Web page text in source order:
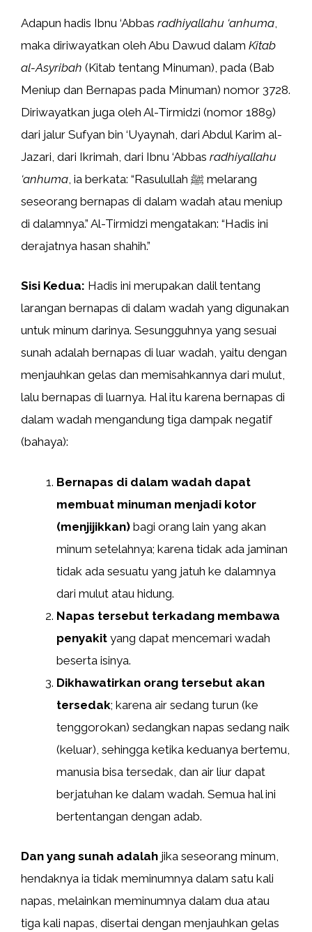
Adapun hadis Ibnu ‘Abbas radhiyallahu ‘anhuma
maka diriwayatkan oleh Abu Dawud dalam Kitab
al-Asyribah (Kitab tentang Minuman), pada (Bab
Meniup dan Bernapas pada Minuman) nomor 3728.
Diriwayatkan juga oleh Al-Tirmidzi (nomor 1889)
dari jalur Sufyan bin ‘Uyaynah, dari Abdul Karim al-
Jazari, dari Ikrimah, dari Ibnu ‘Abbas radhiyallahu
‘anhuma , ia berkata: “Rasulullah ﷺ melarang
seseorang bernapas di dalam wadah atau meniup
di dalamnya.” Al-Tirmidzi mengatakan: “Hadis ini
derajatnya hasan shahih.”
Sisi Kedua: Hadis ini merupakan dalil tentang
larangan bernapas di dalam wadah yang digunakan
untuk minum darinya. Sesungguhnya yang sesuai
sunah adalah bernapas di luar wadah, yaitu dengan
menjauhkan gelas dan memisahkannya dari mulut,
lalu bernapas di luarnya. Hal itu karena bernapas di
dalam wadah mengandung tiga dampak negatif
(bahaya):
Bernapas di dalam wadah dapat
membuat minuman menjadi kotor
(menjijikkan) bagi orang lain yang akan
minum setelahnya; karena tidak ada jaminan
tidak ada sesuatu yang jatuh ke dalamnya
dari mulut atau hidung.
Napas tersebut terkadang membawa
penyakit yang dapat mencemari wadah
beserta isinya.
Dikhawatirkan orang tersebut akan
tersedak; karena air sedang turun (ke
tenggorokan) sedangkan napas sedang naik
(keluar), sehingga ketika keduanya bertemu,
manusia bisa tersedak, dan air liur dapat
berjatuhan ke dalam wadah. Semua hal ini
bertentangan dengan adab.
Dan yang sunah adalah jika seseorang minum,
hendaknya ia tidak meminumnya dalam satu kali
napas, melainkan meminumnya dalam dua atau
tiga kali napas, disertai dengan menjauhkan gelas